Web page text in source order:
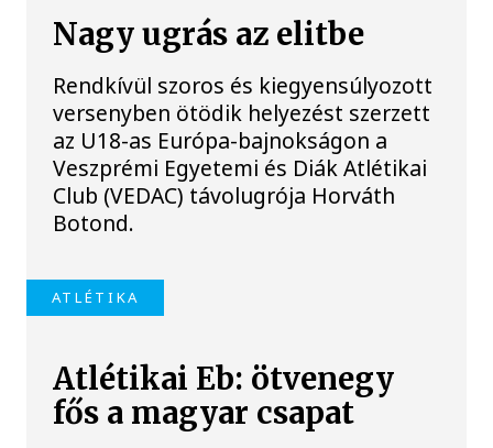
Nagy ugrás az elitbe
Rendkívül szoros és kiegyensúlyozott
versenyben ötödik helyezést szerzett
az U18-as Európa-bajnokságon a
Veszprémi Egyetemi és Diák Atlétikai
Club (VEDAC) távolugrója Horváth
Botond.
ATLÉTIKA
Atlétikai Eb: ötvenegy
fős a magyar csapat